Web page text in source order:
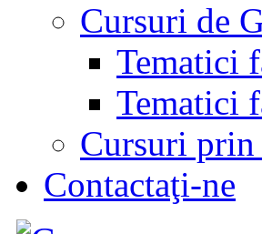
Cursuri de
Tematici
Tematici
Cursuri prin
Contactaţi-ne